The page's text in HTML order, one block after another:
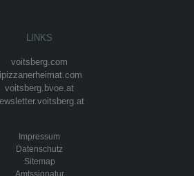
LINKS
voitsberg.com
lipizzanerheimat.com
voitsberg.bvoe.at
Impressum
Datenschutz
Sitemap
Amtssignatur